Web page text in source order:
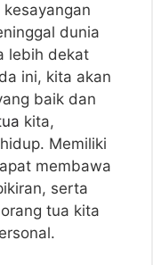
dunia
lebih dekat
ini, kita akan
baik dan
kita,
Memiliki
membawa
serta
tua kita